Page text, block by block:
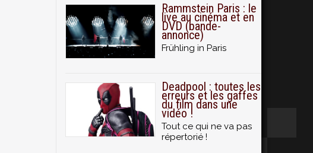
Rammstein Paris : le
live au cinéma et en
DVD (bande-
annonce)
Frühling in Paris
Deadpool : toutes les
erreurs et les gaffes
du film dans une
vidéo !
Tout ce qui ne va pas
répertorié !